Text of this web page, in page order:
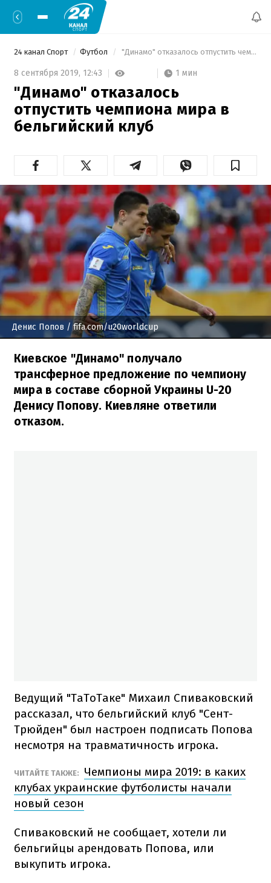
24 канал Спорт Футбол "Динамо" отказалось отпустить чемпиона мира в бельгийский клуб
8 сентября 2019, 12:43 1 мин
"Динамо" отказалось
отпустить чемпиона мира в
бельгийский клуб
Денис Попов / fifa.com/u20worldcup
Киевское "Динамо" получало
трансферное предложение по чемпиону
мира в составе сборной Украины U-20
Денису Попову. Киевляне ответили
отказом.
Ведущий "ТаТоТаке" Михаил Спиваковский
рассказал, что бельгийский клуб "Сент-
Трюйден" был настроен подписать Попова
несмотря на травматичность игрока.
ЧИТАЙТЕ ТАКЖЕ:
Чемпионы мира 2019: в каких
клубах украинские футболисты начали
новый сезон
Спиваковский не сообщает, хотели ли
бельгийцы арендовать Попова, или
выкупить игрока.